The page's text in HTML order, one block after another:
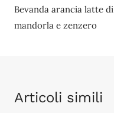
articoli
Bevanda arancia latte di
mandorla e zenzero
Articoli simili